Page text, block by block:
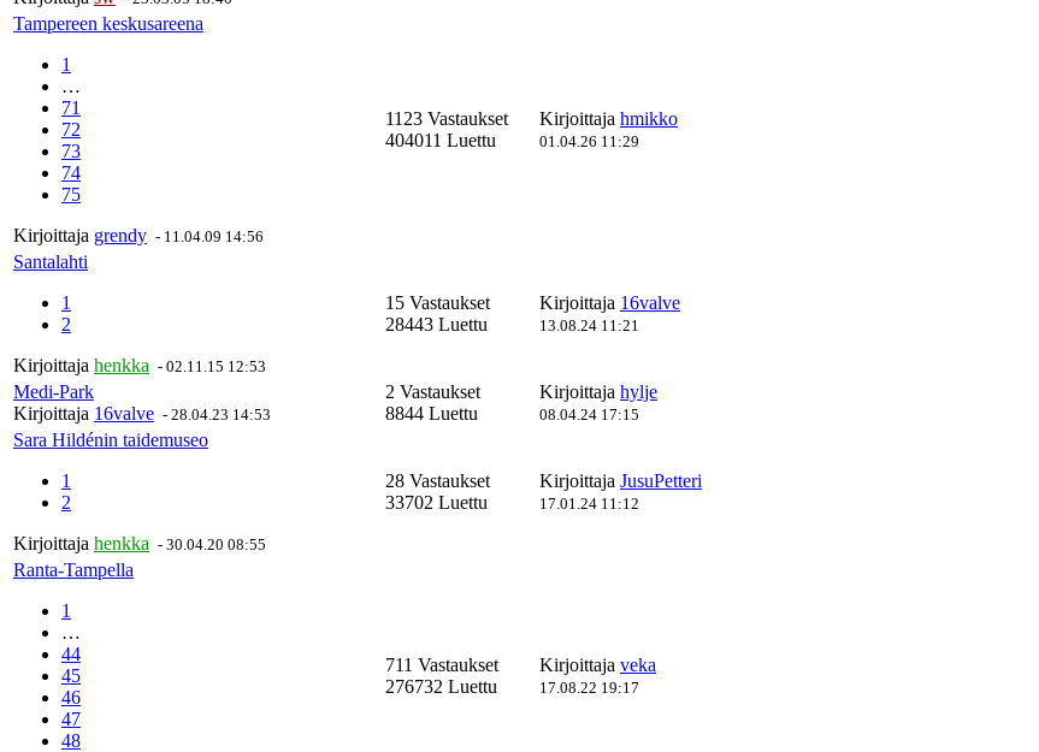
Tampereen keskusareena
1
…
71
72
73
74
75
Kirjoittaja grendy - 11.04.09 14:56
1123 Vastaukset
404011 Luettu
Kirjoittaja hmikko
01.04.26 11:29
Santalahti
1
2
Kirjoittaja henkka - 02.11.15 12:53
15 Vastaukset
28443 Luettu
Kirjoittaja 16valve
13.08.24 11:21
Medi-Park
Kirjoittaja 16valve - 28.04.23 14:53
2 Vastaukset
8844 Luettu
Kirjoittaja hylje
08.04.24 17:15
Sara Hildénin taidemuseo
1
2
Kirjoittaja henkka - 30.04.20 08:55
28 Vastaukset
33702 Luettu
Kirjoittaja JusuPetteri
17.01.24 11:12
Ranta-Tampella
1
…
44
45
46
47
48
711 Vastaukset
276732 Luettu
Kirjoittaja veka
17.08.22 19:17